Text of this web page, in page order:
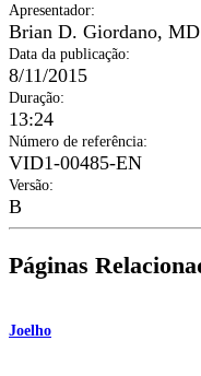
Apresentador:
Brian D. Giordano, MD
Data da publicação:
8/11/2015
Duração:
13:24
Número de referência:
VID1-00485-EN
Versão:
B
Páginas
Joelho